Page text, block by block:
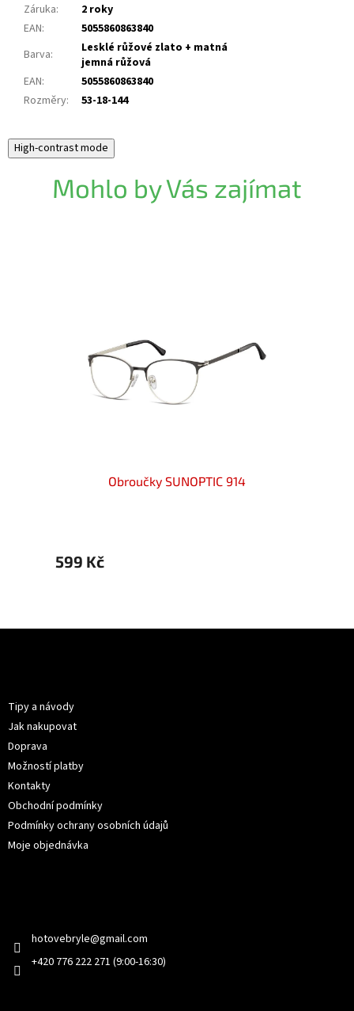
Záruka:
2 roky
EAN:
5055860863840
Barva:
Lesklé růžové zlato + matná
jemná růžová
EAN:
5055860863840
Rozměry: 53-18-144
High-contrast mode
Mohlo by Vás zajímat
Obroučky SUNOPTIC 914
599 Kč
Tipy a návody
Jak nakupovat
Doprava
Možností platby
Kontakty
Obchodní podmínky
Podmínky ochrany osobních údajů
Moje objednávka
hotovebryle@gmail.com
+420 776 222 271 (9:00-16:30)